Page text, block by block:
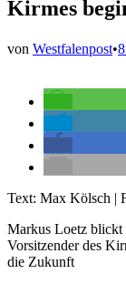
Kirmes
von Westfalenpost•
Text: Max Kölsch |
Markus Loetz blickt
Vorsitzender des
die Zukunft